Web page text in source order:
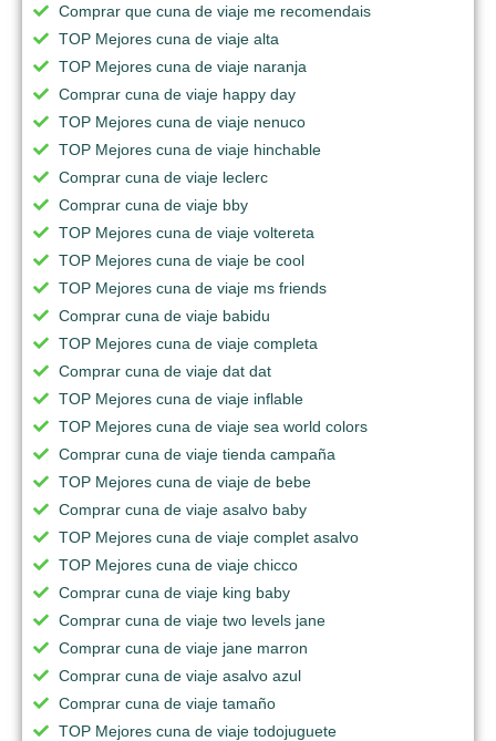
Comprar que cuna de viaje me recomendais
TOP Mejores cuna de viaje alta
TOP Mejores cuna de viaje naranja
Comprar cuna de viaje happy day
TOP Mejores cuna de viaje nenuco
TOP Mejores cuna de viaje hinchable
Comprar cuna de viaje leclerc
Comprar cuna de viaje bby
TOP Mejores cuna de viaje voltereta
TOP Mejores cuna de viaje be cool
TOP Mejores cuna de viaje ms friends
Comprar cuna de viaje babidu
TOP Mejores cuna de viaje completa
Comprar cuna de viaje dat dat
TOP Mejores cuna de viaje inflable
TOP Mejores cuna de viaje sea world colors
Comprar cuna de viaje tienda campaña
TOP Mejores cuna de viaje de bebe
Comprar cuna de viaje asalvo baby
TOP Mejores cuna de viaje complet asalvo
TOP Mejores cuna de viaje chicco
Comprar cuna de viaje king baby
Comprar cuna de viaje two levels jane
Comprar cuna de viaje jane marron
Comprar cuna de viaje asalvo azul
Comprar cuna de viaje tamaño
TOP Mejores cuna de viaje todojuguete